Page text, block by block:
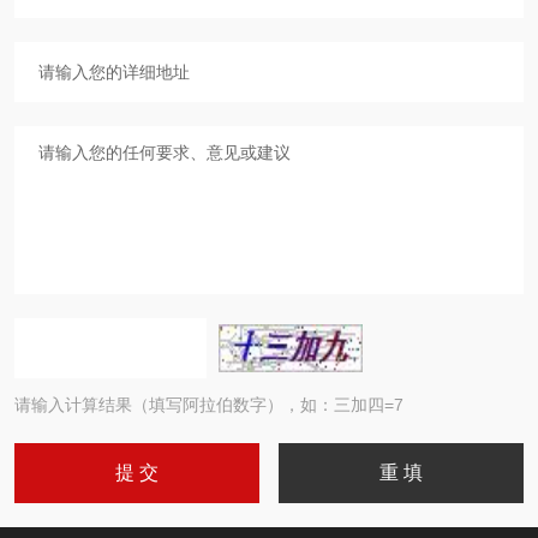
请输入计算结果（填写阿拉伯数字），如：三加四=7